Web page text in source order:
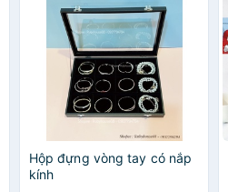
Hộp đựng vòng tay có nắp
kính